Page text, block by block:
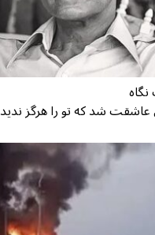
شد که تو را هرگز ندید